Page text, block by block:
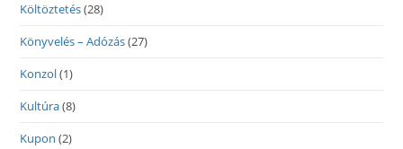
Költöztetés(28)
Könyvelés – Adózás(27)
Konzol(1)
Kultúra(8)
Kupon (2)